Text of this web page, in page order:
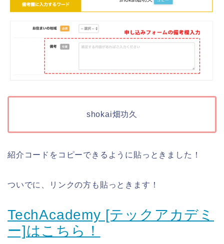
shokai畑功久
紹介コードをコピーできるように貼っときました！
ついでに、リンクの方も貼っときます！
TechAcademy [テックアカデミ
ー]はこちら！